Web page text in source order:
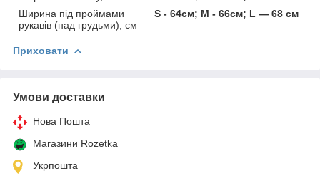
Ширина під проймами
рукавів (над грудьми), см
S - 64см; M - 66см; L — 68 см
Приховати
Умови доставки
Нова Пошта
Магазини Rozetka
Укрпошта